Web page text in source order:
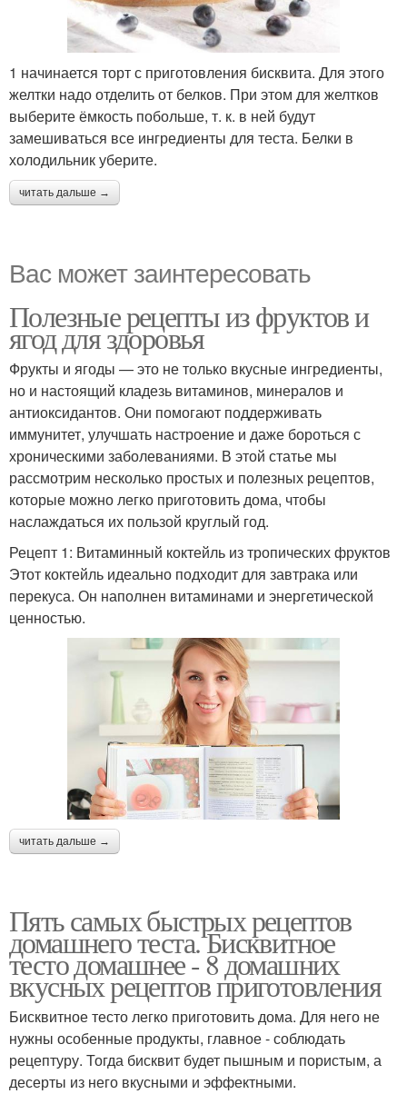
1 начинается торт с приготовления бисквита. Для этого
желтки надо отделить от белков. При этом для желтков
выберите ёмкость побольше, т. к. в ней будут
замешиваться все ингредиенты для теста. Белки в
холодильник уберите.
читать дальше →
Вас может заинтересовать
Полезные рецепты из фруктов и
ягод для здоровья
Фрукты и ягоды — это не только вкусные ингредиенты,
но и настоящий кладезь витаминов, минералов и
антиоксидантов. Они помогают поддерживать
иммунитет, улучшать настроение и даже бороться с
хроническими заболеваниями. В этой статье мы
рассмотрим несколько простых и полезных рецептов,
которые можно легко приготовить дома, чтобы
наслаждаться их пользой круглый год.
Рецепт 1: Витаминный коктейль из тропических фруктов
Этот коктейль идеально подходит для завтрака или
перекуса. Он наполнен витаминами и энергетической
ценностью.
читать дальше →
Пять самых быстрых рецептов
домашнего теста. Бисквитное
тесто домашнее - 8 домашних
вкусных рецептов приготовления
Бисквитное тесто легко приготовить дома. Для него не
нужны особенные продукты, главное - соблюдать
рецептуру. Тогда бисквит будет пышным и пористым, а
десерты из него вкусными и эффектными.